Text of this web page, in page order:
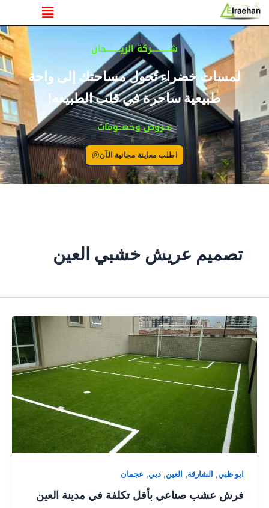
تخطي
إلى
المحتوى
القائمة
شــــــــــركة الريــــــــحان
لمسات خضراء تُحول مساحتك إلى واحة
طبيعية ساحرة في قلب الطبيعه!
عــروض وخصــومات
اطلب معاينة مجانية الآن
تصميم عريش خشبي العين
ابو ظبي, الشارقة, العين, دبي, عجمان
فرش عشب صناعي بأقل تكلفة في مدينة العين